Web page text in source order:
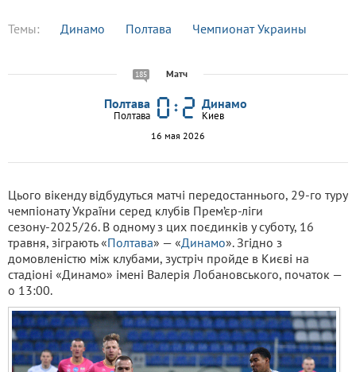
Темы: Динамо Полтава Чемпионат Украины
185 Матч
Полтава
Полтава
Динамо
Киев
16 мая 2026
Цього вікенду відбудуться матчі передостаннього, 29-го туру
чемпіонату України серед клубів Прем’єр-ліги
сезону-2025/26. В одному з цих поєдинків у суботу, 16
травня, зіграють «Полтава» — «Динамо». Згідно з
домовленістю між клубами, зустріч пройде в Києві на
стадіоні «Динамо» імені Валерія Лобановського, початок —
о 13:00.